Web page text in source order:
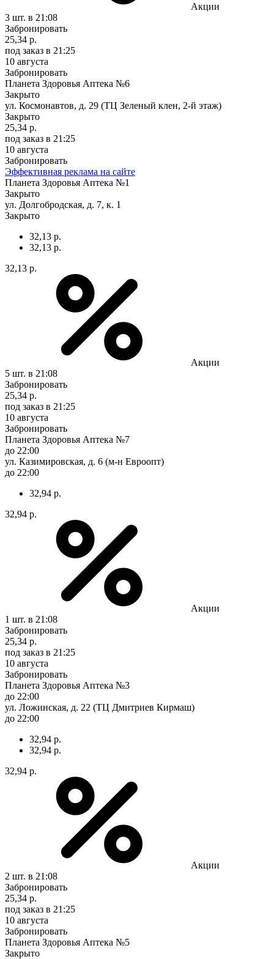
Акции
3 шт. в 21:08
Забронировать
25,34 р.
под заказ в 21:25
10 августа
Забронировать
Планета Здоровья Аптека №6
Закрыто
ул. Космонавтов, д. 29 (ТЦ Зеленый клен, 2-й этаж)
Закрыто
25,34 р.
под заказ в 21:25
10 августа
Забронировать
Эффективная реклама на сайте
Планета Здоровья Аптека №1
Закрыто
ул. Долгобродская, д. 7, к. 1
Закрыто
32,13 р.
32,13 р.
32,13 р.
Акции
5 шт. в 21:08
Забронировать
25,34 р.
под заказ в 21:25
10 августа
Забронировать
Планета Здоровья Аптека №7
до 22:00
ул. Казимировская, д. 6 (м-н Евроопт)
до 22:00
32,94 р.
32,94 р.
Акции
1 шт. в 21:08
Забронировать
25,34 р.
под заказ в 21:25
10 августа
Забронировать
Планета Здоровья Аптека №3
до 22:00
ул. Ложинская, д. 22 (ТЦ Дмитриев Кирмаш)
до 22:00
32,94 р.
32,94 р.
32,94 р.
Акции
2 шт. в 21:08
Забронировать
25,34 р.
под заказ в 21:25
10 августа
Забронировать
Планета Здоровья Аптека №5
Закрыто